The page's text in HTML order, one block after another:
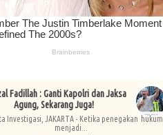
Fadillah : Ganti Kapolri dan Jaksa
Agung, Sekarang Juga!
Investigasi, JAKARTA - Ketika penegakan hukum
menjadi...